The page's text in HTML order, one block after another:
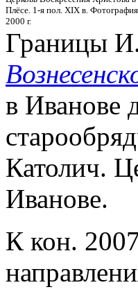
Плёсе. 1-я пол. XIX в.
2000 г.
Границы
в Иванове
Католич.
Иванове.
К кон.